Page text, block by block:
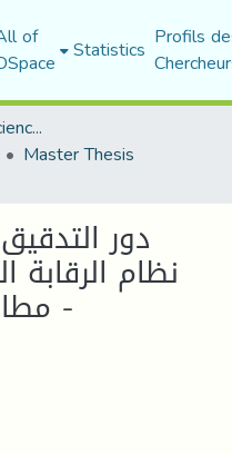
of Statistics Profils
Faculty of Economic Sciences, Commerce and Management Sciences
Master Thesis
دور
نظام الرقابة
مطاحن الحضنة بالمسيلة -